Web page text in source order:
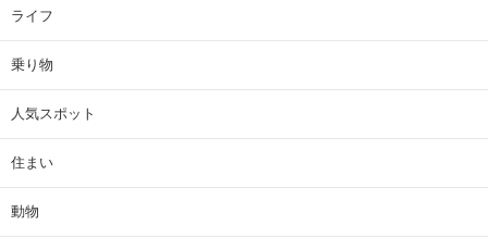
ライフ
乗り物
人気スポット
住まい
動物